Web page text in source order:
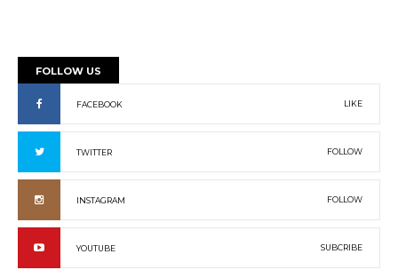
FOLLOW US
FACEBOOK LIKE
TWITTER FOLLOW
INSTAGRAM FOLLOW
YOUTUBE SUBCRIBE